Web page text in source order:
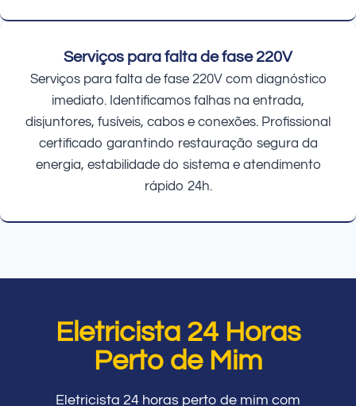
Serviços para falta de fase 220V
Serviços para falta de fase 220V com diagnóstico
imediato. Identificamos falhas na entrada,
disjuntores, fusíveis, cabos e conexões. Profissional
certificado garantindo restauração segura da
energia, estabilidade do sistema e atendimento
rápido 24h.
Eletricista 24 Horas
Perto de Mim
Eletricista 24 horas perto de mim com